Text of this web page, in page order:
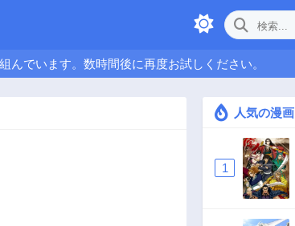
でいます。数時間後に再度お試しください。
人気の漫画
1